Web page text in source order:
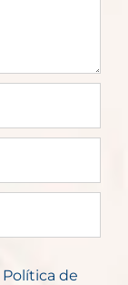
Política de